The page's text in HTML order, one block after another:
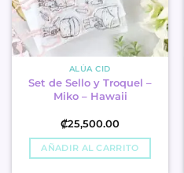
ALÚA CID
Set de Sello y Troquel –
Miko – Hawaii
₡25,500.00
AÑADIR AL CARRITO